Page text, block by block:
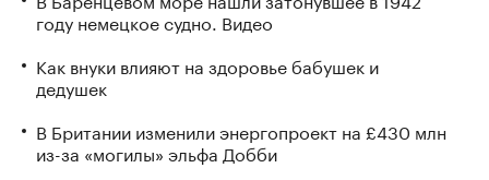
году немецкое судно. Видео
Как внуки влияют на здоровье бабушек и
дедушек
В Британии изменили энергопроект на £430 млн
из-за «могилы» эльфа Добби